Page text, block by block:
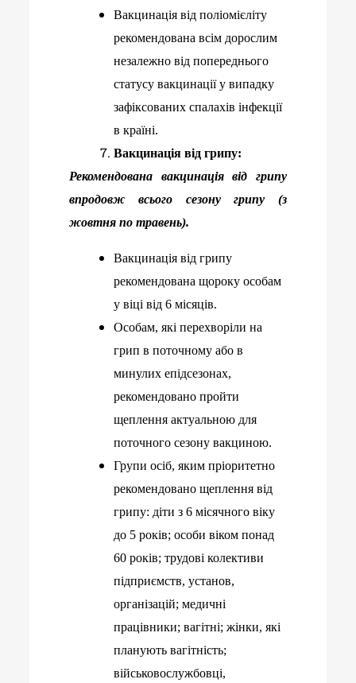
Вакцинація від поліомієліту
рекомендована всім дорослим
незалежно від попереднього
статусу вакцинації у випадку
зафіксованих спалахів інфекції
в країні.
Вакцинація від грипу:
Рекомендована вакцинація від грипу
впродовж всього сезону грипу (з
жовтня по травень).
Вакцинація від грипу
рекомендована щороку особам
у віці від 6 місяців.
Особам, які перехворіли на
грип в поточному або в
минулих епідсезонах,
рекомендовано пройти
щеплення актуальною для
поточного сезону вакциною.
Групи осіб, яким пріоритетно
рекомендовано щеплення від
грипу: діти з 6 місячного віку
до 5 років; особи віком понад
60 років; трудові колективи
підприємств, установ,
організацій; медичні
працівники; вагітні; жінки, які
планують вагітність;
військовослужбовці,